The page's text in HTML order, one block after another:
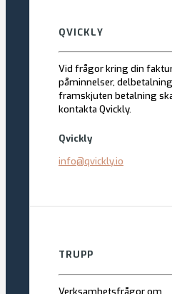
QVICKLY
Vid frågor kring din
påminnelser,
framskjuten betalning
kontakta Qvickly.
Qvickly
info@qvickly.io
TRUPP
Verksamhetsfrågor om